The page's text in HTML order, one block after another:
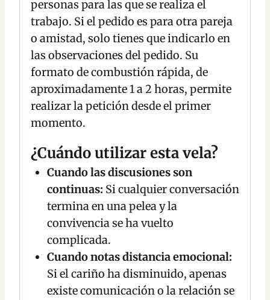
personas para las que se realiza el
trabajo. Si el pedido es para otra pareja
o amistad, solo tienes que indicarlo en
las observaciones del pedido. Su
formato de combustión rápida, de
aproximadamente 1 a 2 horas, permite
realizar la petición desde el primer
momento.
¿Cuándo utilizar esta vela?
Cuando las discusiones son
continuas: Si cualquier conversación
termina en una pelea y la
convivencia se ha vuelto
complicada.
Cuando notas distancia emocional:
Si el cariño ha disminuido, apenas
existe comunicación o la relación se